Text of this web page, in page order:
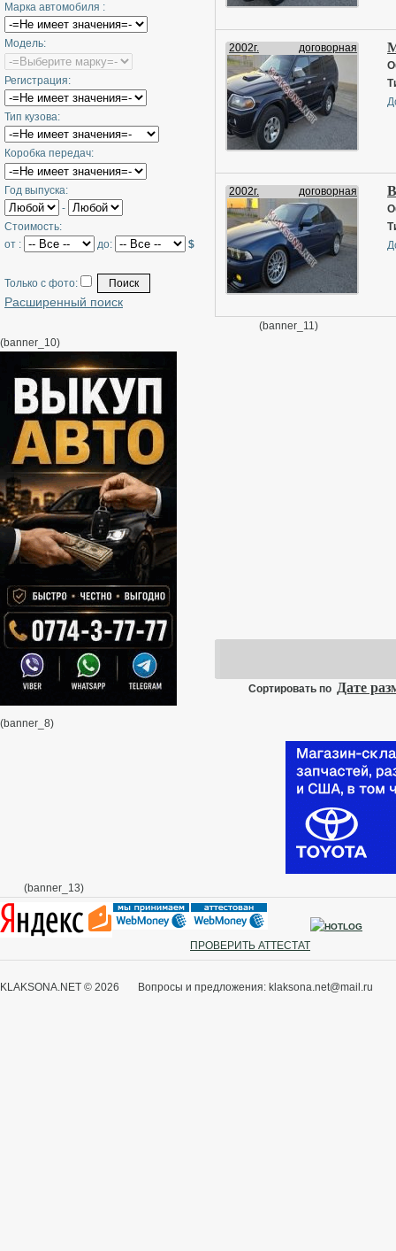
Марка автомобиля :
Модель:
Регистрация:
Тип кузова:
Коробка передач:
Год выпуска:
-
Стоимость:
от :
до: $
Только с фото:
Расширенный поиск
(banner_10)
(banner_8)
2002г. договорная
2002г. договорная
(banner_11)
Сортировать по Дате
(banner_13)
ПРОВЕРИТЬ АТТЕСТАТ
KLAKSONA.NET © 2026 Вопросы и предложения: klaksona.net@mail.ru